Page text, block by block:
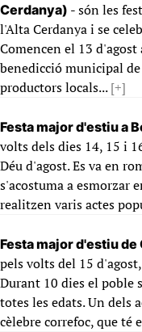
Cerdanya) - són les
l'Alta Cerdanya i se
Comencen el 13
benedicció municipal
productors locals...[+]
Festa major d'estiu a
volts dels dies 14, 15 i
Déu d'agost. Es va en
s'acostuma a esmorzar
realitzen varis actes
Festa major d'estiu de
pels volts del 15
Durant 10 dies el poble
totes les edats. Un dels
cèlebre correfoc, que té